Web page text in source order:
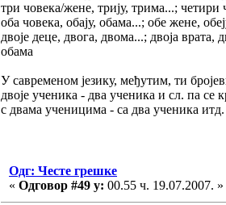
три човека/жене, трију, трима...; четири
оба човека, обају, обама...; обе жене,
двоје деце, двога, двома...; двоја врата,
обама
У савременом језику, међутим, ти
двоје ученика - два ученика и сл. па се
с двама ученицима - са два ученика итд.
Одг: Честе грешке
« Одговор #49 у: 00.55 ч. 19.07.2007. »